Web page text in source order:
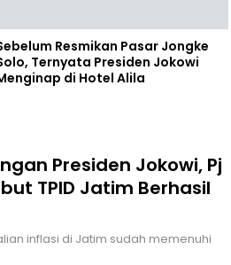
Resmikan Pasar Jongke
Ternyata Presiden Jokowi
di Hotel Alila
Presiden Jokowi, Pj
TPID Jatim Berhasil
inflasi di Jatim sudah memenuhi